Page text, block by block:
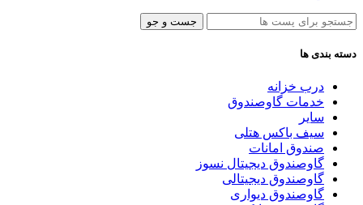
جست و جو
دسته بندی ها
درب خزانه
خدمات گاوصندوق
سایر
سیف باکس هتلی
صندوق امانات
گاوصندوق دیجیتال نسوز
گاوصندوق دیجیتالی
گاوصندوق دیواری